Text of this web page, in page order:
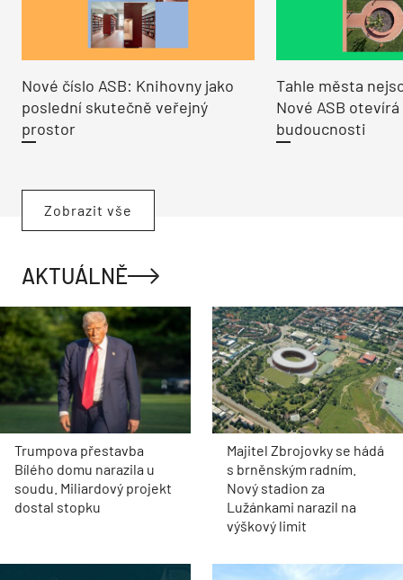
Nové číslo ASB: Knihovny jako
poslední skutečně veřejný
prostor
Tahle města
Nové ASB
budoucnosti
Zobrazit vše
AKTUÁLNĚ
Trumpova přestavba
Bílého domu narazila u
soudu. Miliardový projekt
dostal stopku
Majitel Zbrojovky se hádá
s brněnským radním.
Nový stadion za
Lužánkami narazil na
výškový limit